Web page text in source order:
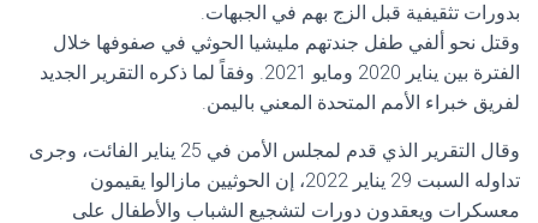
بدورات تثقيفية قبل الزج بهم في الجبهات.
وقتل نحو ألفي طفل جندتهم مليشيا الحوثي في صفوفها خلال
الفترة بين يناير 2020 ومايو 2021. وفقاً لما ذكره التقرير الجديد
لفريق خبراء الأمم المتحدة المعني باليمن.
وقال التقرير الذي قدم لمجلس الأمن في 25 يناير الفائت، وجرى
تداوله السبت 29 يناير 2022، إن الحوثيين مازالوا يقيمون
معسكرات ويعقدون دورات لتشجيع الشباب والأطفال على